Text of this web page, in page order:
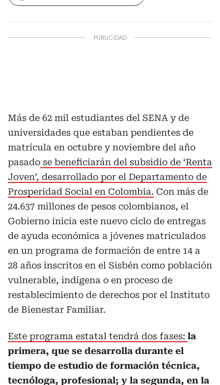
Más de 62 mil estudiantes del SENA y de
universidades que estaban pendientes de
matrícula en octubre y noviembre del año
pasado se beneficiarán del subsidio de ‘Renta
Joven’, desarrollado por el Departamento de
Prosperidad Social en Colombia. Con más de
24.637 millones de pesos colombianos, el
Gobierno inicia este nuevo ciclo de entregas
de ayuda económica a jóvenes matriculados
en un programa de formación de entre 14 a
28 años inscritos en el Sisbén como población
vulnerable, indígena o en proceso de
restablecimiento de derechos por el Instituto
de Bienestar Familiar.
Este programa estatal tendrá dos fases: la
primera, que se desarrolla durante el
tiempo de estudio de formación técnica,
tecnóloga, profesional; y la segunda, en la